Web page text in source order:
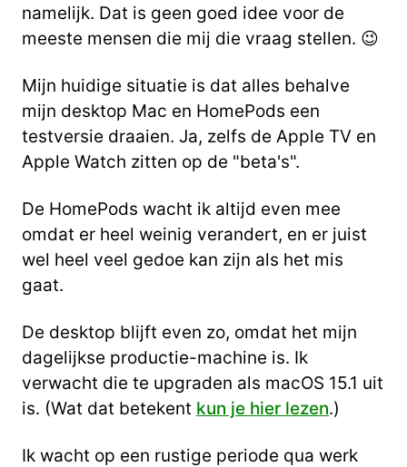
namelijk. Dat is geen goed idee voor de
meeste mensen die mij die vraag stellen. 😉
Mijn huidige situatie is dat alles behalve
mijn desktop Mac en HomePods een
testversie draaien. Ja, zelfs de Apple TV en
Apple Watch zitten op de "beta's".
De HomePods wacht ik altijd even mee
omdat er heel weinig verandert, en er juist
wel heel veel gedoe kan zijn als het mis
gaat.
De desktop blijft even zo, omdat het mijn
dagelijkse productie-machine is. Ik
verwacht die te upgraden als macOS 15.1 uit
is. (Wat dat betekent kun je hier lezen.)
Ik wacht op een rustige periode qua werk